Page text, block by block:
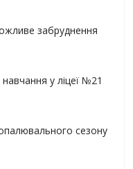
забруднення
у ліцеї №21
сезону